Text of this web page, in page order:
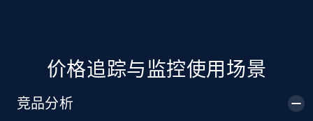
URL, Title, Available, Description, Currency, Initial
价格追踪与监控使用场景
竞品分析